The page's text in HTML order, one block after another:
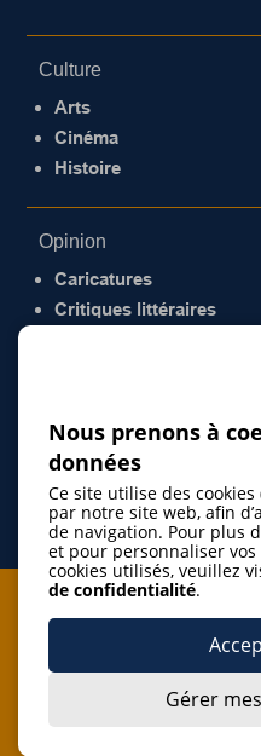
Culture
Arts
Cinéma
Histoire
Opinion
Caricatures
Critiques littéraires
Je
J’accepte de m’abonner à
Nous prenons à
données
Ce site utilise des
par notre site web, afin
de navigation. Pour plus
et pour personnaliser
cookies utilisés, veuillez
de confidentialité.
Gérer